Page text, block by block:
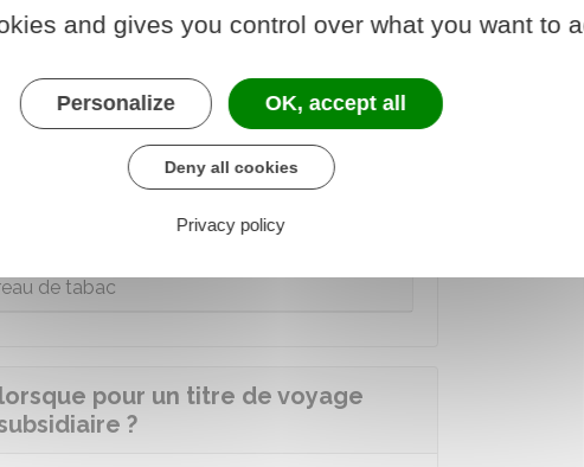
un document de circulation
demande, un renouvellement ou un
mineur (DCEM).
soit dans un bureau de tabac.
de tabac
pour un titre de voyage
?
and gives you control over what you want to
Personalize OK, accept all
Deny all cookies
Privacy policy